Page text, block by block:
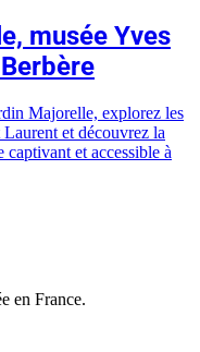
musée Yves
Majorelle, explorez les
et découvrez la
et accessible à
en France.